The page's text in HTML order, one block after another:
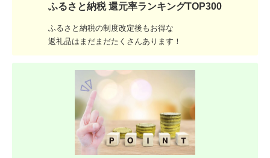
ふるさと納税 還元率ランキングTOP300
ふるさと納税の制度改定後もお得な
返礼品はまだまだたくさんあります！